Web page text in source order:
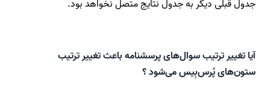
جدول قبلی دیگر به جدول نتایج متصل نخواهد بود.
آیا تغییر ترتیب سوال‌های پرسشنامه باعث تغییر ترتیب
ستون‌های پُرس‌بِیس می‌شود ؟